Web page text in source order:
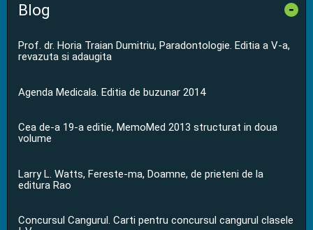
Blog -
Prof. dr. Horia Traian Dumitriu, Paradontologie. Editia a V-a,
revazuta si adaugita
Agenda Medicala. Editia de buzunar 2014
Cea de-a 19-a editie, MemoMed 2013 structurat in doua
volume
Larry L. Watts, Fereste-ma, Doamne, de prieteni de la
editura Rao
Concursul Cangurul. Carti pentru concursul cangurul clasele